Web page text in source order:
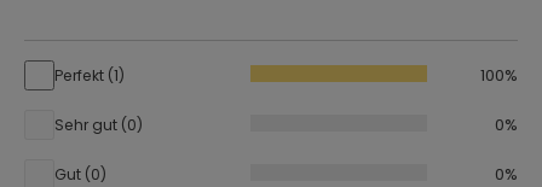
Abnehmbare Schulterprotektoren Alpha - Level 1, (EN
1621-1) (enthalten)
Vorbereitet für Rückenprotektor (nicht im
Lieferumfang enthalten)
EU Konformitätserklärung:
Perfekt (1) 100%
Sehr gut (0) 0%
Gut (0) 0%